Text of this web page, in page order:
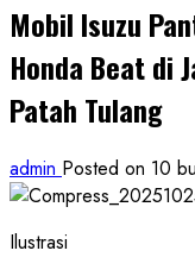
Mobil Isuzu
Honda Beat di
Patah Tulang
admin Posted on 10
Ilustrasi